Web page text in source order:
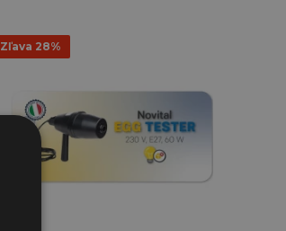
Zľava 28%